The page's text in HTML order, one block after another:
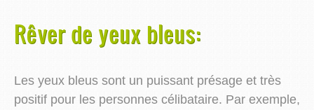
Rêver de yeux bleus:
Les yeux bleus sont un puissant présage et très
positif pour les personnes célibataire. Par exemple,